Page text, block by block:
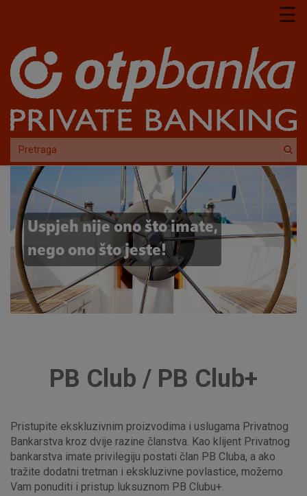
☰
Uspjeh nije ono što imate,
nego ono što jeste!
PB Club / PB Club+
Pristupite ekskluzivnim proizvodima i uslugama Privatnog
Bankarstva kroz dvije razine članstva. Kao klijent Privatnog
bankarstva imate privilegiju postati član PB Cluba, a ako
tražite dodatni tretman i ekskluzivne povlastice, možemo
Vam ponuditi i pristup luksuznom PB Clubu+.